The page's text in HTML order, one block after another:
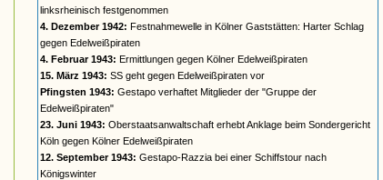
linksrheinisch festgenommen
4. Dezember 1942: Festnahmewelle in Kölner Gaststätten: Harter Schlag
gegen Edelweißpiraten
4. Februar 1943: Ermittlungen gegen Kölner Edelweißpiraten
15. März 1943: SS geht gegen Edelweißpiraten vor
Pfingsten 1943: Gestapo verhaftet Mitglieder der "Gruppe der
Edelweißpiraten"
23. Juni 1943: Oberstaatsanwaltschaft erhebt Anklage beim Sondergericht
Köln gegen Kölner Edelweißpiraten
12. September 1943: Gestapo-Razzia bei einer Schiffstour nach
Königswinter